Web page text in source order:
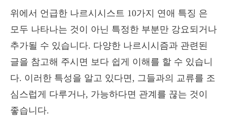
위에서 언급한 나르시시스트 10가지 연애 특징 은
모두 나타나는 것이 아닌 특정한 부분만 강요되거나
추가될 수 있습니다. 다양한 나르시시즘과 관련된
글을 참고해 주시면 보다 쉽게 이해를 할 수 있습니
다. 이러한 특성을 알고 있다면, 그들과의 교류를 조
심스럽게 다루거나, 가능하다면 관계를 끊는 것이
좋습니다.